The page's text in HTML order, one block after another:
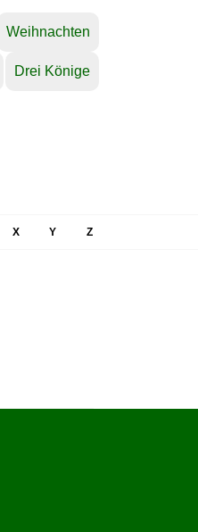
Weihnachten
Drei Könige
X Y Z